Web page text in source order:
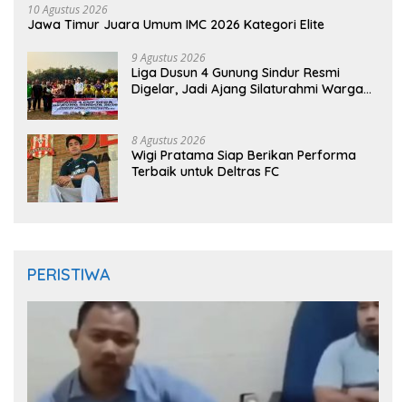
10 Agustus 2026
Jawa Timur Juara Umum IMC 2026 Kategori Elite
9 Agustus 2026
Liga Dusun 4 Gunung Sindur Resmi
Digelar, Jadi Ajang Silaturahmi Warga
8 Agustus 2026
Wigi Pratama Siap Berikan Performa
Terbaik untuk Deltras FC
PERISTIWA